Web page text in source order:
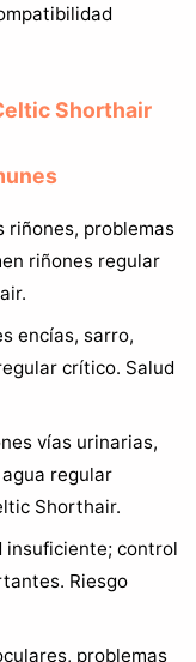
Shorthair
riñones, problemas
riñones regular
encías, sarro,
crítico. Salud
vías urinarias,
regular
Shorthair.
insuficiente; control
Riesgo
problemas